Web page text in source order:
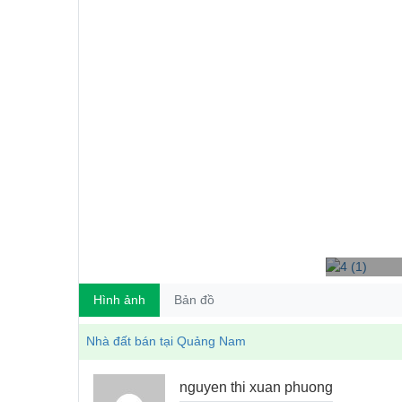
Hình ảnh Bản đồ
Nhà đất bán tại Quảng Nam
nguyen thi xuan phuong